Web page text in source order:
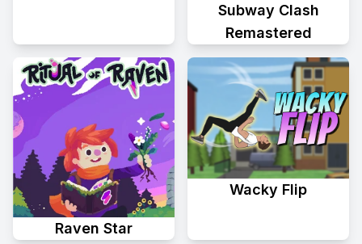
Subway Clash
Remastered
Raven Star
Wacky Flip